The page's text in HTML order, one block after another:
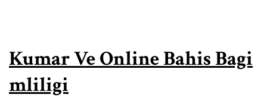
Kumar Ve Online Bahis Bagi
mliligi